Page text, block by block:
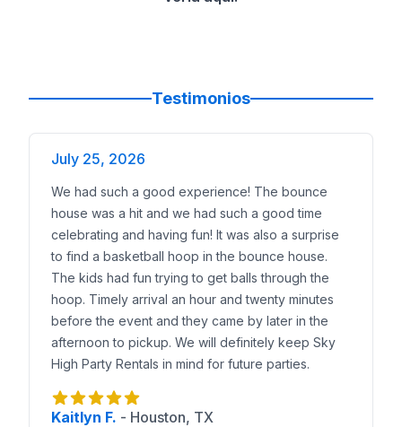
Testimonios
July 25, 2026
We had such a good experience! The bounce
house was a hit and we had such a good time
celebrating and having fun! It was also a surprise
to find a basketball hoop in the bounce house.
The kids had fun trying to get balls through the
hoop. Timely arrival an hour and twenty minutes
before the event and they came by later in the
afternoon to pickup. We will definitely keep Sky
High Party Rentals in mind for future parties.
Kaitlyn F. - Houston, TX